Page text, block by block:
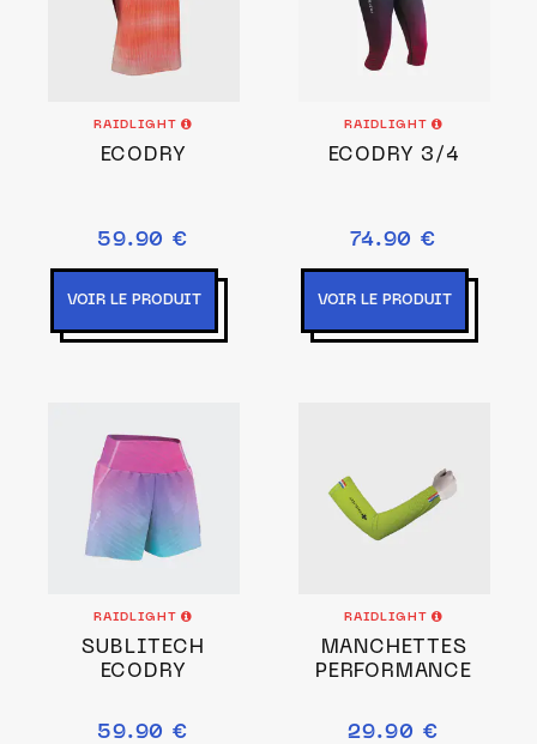
RAIDLIGHT
ECODRY
59.90 €
VOIR LE PRODUIT
RAIDLIGHT
ECODRY 3/4
74.90 €
VOIR LE PRODUIT
RAIDLIGHT
SUBLITECH
ECODRY
59.90 €
RAIDLIGHT
MANCHETTES
PERFORMANCE
29.90 €